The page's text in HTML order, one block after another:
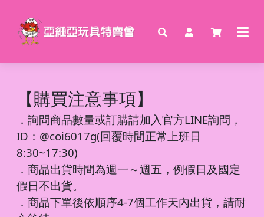
【購買注意事項】
． 詢問商品數量或訂購請加入官方LINE詢問，
ID：@coi6017g(回覆時間正常上班日
8:30~17:30)
．商品出貨時間為週一～週五，例假日及國定
假日不出貨。
．商品下單後依順序4-7個工作天內出貨，請耐